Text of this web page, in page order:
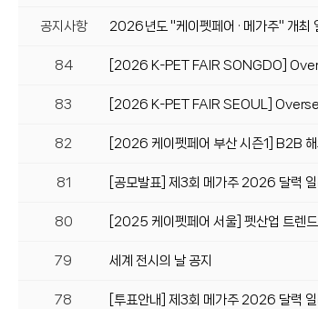
공지사항 2026년도 "케이펫페어 · 메가주" 개최
84 [2026 K-PET FAIR SONGDO]
83 [2026 K-PET FAIR SEOUL]
82 [2026 케이펫페어 부산 시즌1] B2B
81 [공모발표] 제3회 메가주 2026 달력
80 [2025 케이펫페어 서울] 펫산업 트렌
79 세계 전시의 날 공지
78 [투표안내] 제3회 메가주 2026 달력